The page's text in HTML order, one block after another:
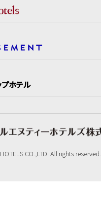
プホテル
CO.,LTD. All rights reserved.